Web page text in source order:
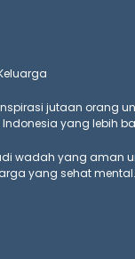
jutaan orang
yang lebih
wadah yang aman
yang sehat mental.